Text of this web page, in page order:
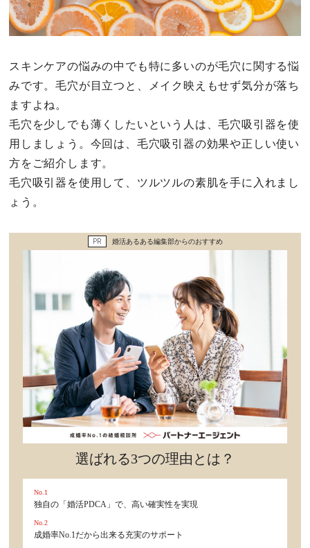
特集
ファッション・美容
グルメ
趣味・旅行
心の処方箋
カルチャー・トレンド・芸能
驚き
スキンケアの悩みの中でも特に多いのが毛穴に関する悩
みです。毛穴が目立つと、メイク映えもせず気分が落ち
ますよね。
毛穴を少しでも薄くしたいという人は、毛穴吸引器を使
用しましょう。今回は、毛穴吸引器の効果や正しい使い
方をご紹介します。
毛穴吸引器を使用して、ツルツルの素肌を手に入れまし
ょう。
PR 婚活あるある編集部からのおすすめ
選ばれる3つの理由とは？
No.1
独自の「婚活PDCA」で、高い確実性を実現
No.2
成婚率No.1だから出来る充実のサポート